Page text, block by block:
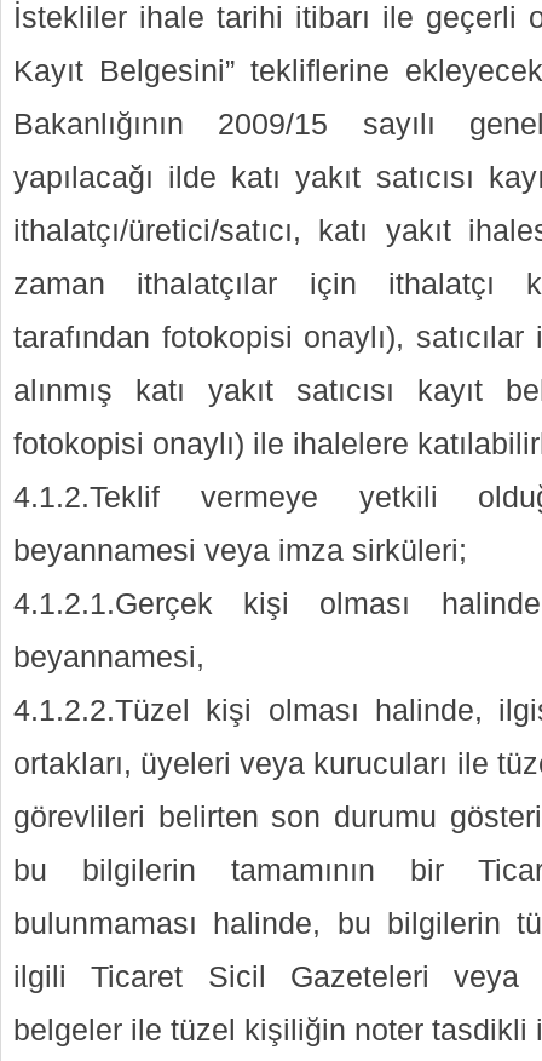
İstekliler ihale tarihi itibarı ile geçerli
Kayıt Belgesini” tekliflerine
Bakanlığının 2009/15 sayılı
yapılacağı ilde katı yakıt satıcısı
ithalatçı/üretici/satıcı, katı yakıt
zaman ithalatçılar için ithalatçı
tarafından fotokopisi onaylı),
alınmış katı yakıt satıcısı kayıt
fotokopisi onaylı) ile ihalelere
4.1.2.Teklif vermeye yetkili
beyannamesi veya imza sirküleri;
4.1.2.1.Gerçek kişi olması
beyannamesi,
4.1.2.2.Tüzel kişi olması halinde,
ortakları, üyeleri veya kurucuları ile
görevlileri belirten son durumu
bu bilgilerin tamamının bir
bulunmaması halinde, bu bilgilerin
ilgili Ticaret Sicil Gazeteleri veya
belgeler ile tüzel kişiliğin noter tasdikli